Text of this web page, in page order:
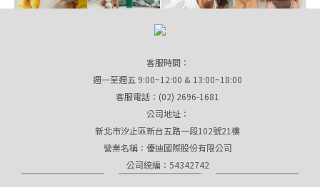
客服時間：
週一至週五 9:00~12:00 & 13:00~18:00
客服電話：(02) 2696-1681
公司地址：
新北市汐止區新台五路一段102號21樓
營業名稱：優迪國際股份有限公司
公司統編：54342742